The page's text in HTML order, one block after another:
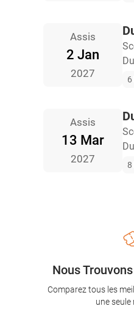
Assis
2 Jan
2027
Assis
13 Mar
2027
Nous
Comparez tous les
une seule